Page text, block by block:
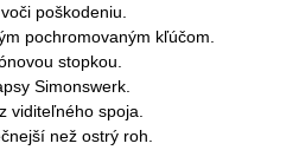
poškodeniu.
pochromovaným kľúčom.
stopkou.
Simonswerk.
viditeľného spoja.
než ostrý roh.